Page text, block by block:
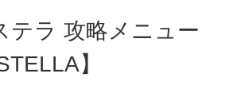
テラ 攻略メニュー
】